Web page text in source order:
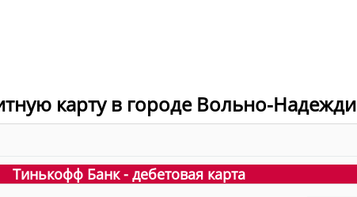
карту в городе Вольно-
Тинькофф Банк - дебетовая карта